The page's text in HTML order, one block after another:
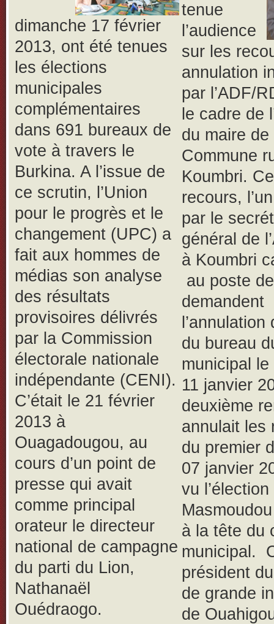
dimanche 17 février
2013, ont été tenues
les élections
municipales
complémentaires
dans 691 bureaux de
vote à travers le
Burkina. A l’issue de
ce scrutin, l’Union
pour le progrès et le
changement (UPC) a
fait aux hommes de
médias son analyse
des résultats
provisoires délivrés
par la Commission
électorale nationale
indépendante (CENI).
C’était le 21 février
2013 à
Ouagadougou, au
cours d’un point de
presse qui avait
comme principal
orateur le directeur
national de campagne
du parti du Lion,
Nathanaël
Ouédraogo.
tenue
l’audience
sur les
annulation
par l’ADF/
le cadre de
du maire de
Commune
Koumbri.
recours,
par le
général de
à Koumbri
au poste
demandent
du bureau
municipal
11 janvier
deuxième
annulait les
du premier
07 janvier
vu l’élection
à la tête du
municipal.
président
de grande
de